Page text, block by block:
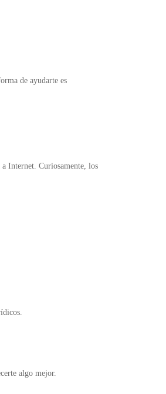
de ayudarte es
a Internet.Curiosamente, los
algo mejor.